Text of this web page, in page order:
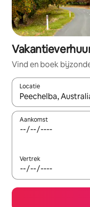
Vind en boek
Locatie
Wanneer er
Aankomst
Vertrek